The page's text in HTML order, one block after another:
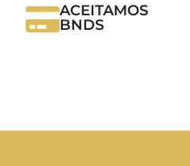
ACEITAMOS
BNDS